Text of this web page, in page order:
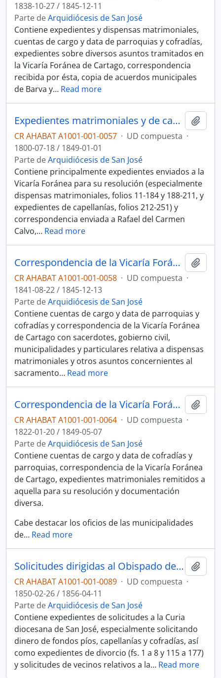
1838-10-27 / 1845-12-11
Parte deArquidiócesis de San José
Contiene expedientes y dispensas matrimoniales,
cuentas de cargo y data de parroquias y cofradías,
expedientes sobre diversos asuntos tramitados en
la Vicaría Foránea de Cartago, correspondencia
recibida por ésta, copia de acuerdos municipales
de Barva y… Read more
Expedientes matrimoniales y de capellanías, correspondencia de la Vicaría Foránea de Cartago y documentos diversos
CR AHABAT A1001-001-0057 · UD compuesta ·
1800-07-18 / 1849-01-01
Parte deArquidiócesis de San José
Contiene principalmente expedientes enviados a la
Vicaría Foránea para su resolución (especialmente
dispensas matrimoniales, folios 11-184 y 188-211, y
expedientes de capellanías, folios 212-251) y
correspondencia enviada a Rafael del Carmen
Calvo,… Read more
Correspondencia de la Vicaría Foránea de Cartago, cuentas de cargo y data de parroquias y cofradías y documentos diversos
CR AHABAT A1001-001-0058 · UD compuesta ·
1841-08-22 / 1845-12-13
Parte deArquidiócesis de San José
Contiene cuentas de cargo y data de parroquias y
cofradías y correspondencia de la Vicaría Foránea
de Cartago con sacerdotes, gobierno civil,
municipalidades y particulares relativa a dispensas
matrimoniales y otros asuntos concernientes al
sacramento… Read more
Correspondencia de la Vicaría Foránea de Cartago, expedientes matrimoniales, cuentas de cargo y data y documentos diversos
CR AHABAT A1001-001-0064 · UD compuesta ·
1822-01-20 / 1849-05-07
Parte deArquidiócesis de San José
Contiene cuentas de cargo y data de cofradías y
parroquias, correspondencia de la Vicaría Foránea
de Cartago, expedientes matrimoniales remitidos a
aquella para su resolución y documentación
diversa.
Cabe destacar los oficios de las municipalidades
de… Read more
Solicitudes dirigidas al Obispado de San José y documentos diversos
CR AHABAT A1001-001-0089 · UD compuesta ·
1850-02-26 / 1856-04-11
Parte deArquidiócesis de San José
Contiene expedientes de solicitudes a la Curia
diocesana de San José, especialmente solicitando
dinero de fondos píos, capellanías y cofradías, así
como expedientes de divorcio (fs. 1 a 8 y 115 a 177)
y solicitudes de vecinos relativos a la… Read more